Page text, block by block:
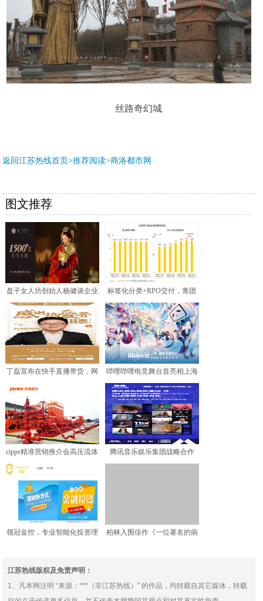
丝路奇幻城
返回江苏热线首页>推荐阅读>商洛都市网
图文推荐
盘子女人坊创始人杨健谈企业
匠心，给用户的八大信任
标签化分类+RPO交付，青团
社精准锁定「准主播」
丁磊宣布在快手直播带货，网
易严选成重头戏
哔哩哔哩电竞舞台首亮相上海
BilibiliWor
cippe精准营销推介会高压流体
专场7月10日开
腾讯音乐娱乐集团战略合作
领冠金控，专业智能化投资理
柏林入围佳作《一位著名的病
江苏热线版权及免责声明：
1、凡本网注明 “来源：***（非江苏热线）” 的作品，均转载自其它媒体，转载